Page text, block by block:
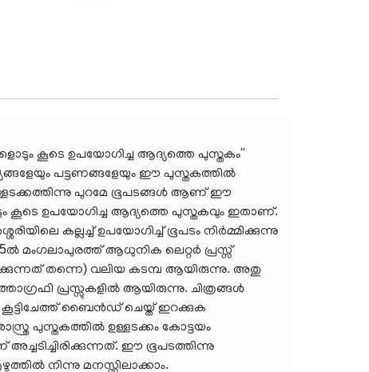
കൂടെ ഉപയോഗിച്ച ആദ്യത്തെ പുസ്തകം"
പട്ടണങ്ങളേയും ഈ പുസ്തകത്തിൽ
ഉള്ളടക്കത്തിന്നു പുറമേ ഭൂപടങ്ങൾ ആണ് ഈ
കൂടെ ഉപയോഗിച്ച ആദ്യത്തെ പുസ്തകവും ഇതാണ്.
കല്ലച്ച് ഉപയോഗിച്ച് ഭൂപടം നിർമ്മിക്കുന്നു
മംഗലാപുരത്ത് ആധുനിക ലെറ്റർ പ്രസ്സ്
തന്നെ) വലിയ കടമ്പ ആയിരുന്നു. അതു
പ്രസ്സുകളിൽ ആയിരുന്നു. ചിത്രങ്ങൾ
കൂട്ടിചേത്ത് ബൈൻഡ് ചെയ്ത് ഇറക്കുക
പുസ്തകത്തിൽ ഉള്ളടക്കം കോട്ടയം
ഈ ഭൂപടത്തിന്നു
നിന്നു മനസ്സിലാക്കാം.